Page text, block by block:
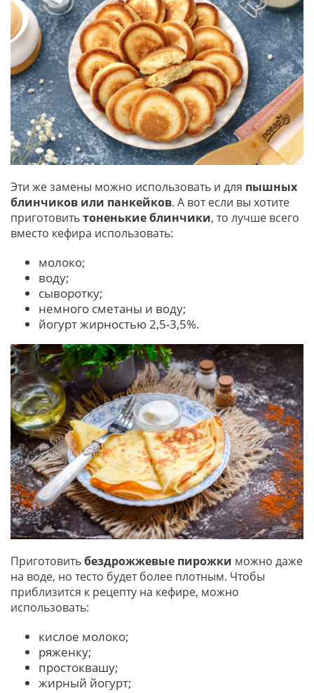
Эти же замены можно использовать и для пышных
блинчиков или панкейков. А вот если вы хотите
приготовитьтоненькие блинчики, то лучше всего
вместо кефира использовать:
молоко;
воду;
сыворотку;
немного сметаны и воду;
йогурт жирностью 2,5-3,5%.
Приготовитьбездрожжевые пирожки можно даже
на воде, но тесто будет более плотным. Чтобы
приблизится к рецепту на кефире, можно
использовать:
кислое молоко;
ряженку;
простоквашу;
жирный йогурт;